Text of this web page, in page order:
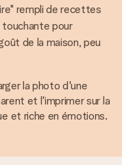
rempli de recettes
pour
de la maison, peu
la photo d'une
et l'imprimer sur la
et riche en émotions.